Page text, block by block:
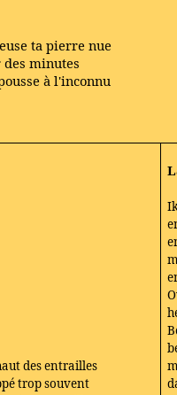
ta pierre nue
minutes
à l'inconnu
des entrailles
trop souvent